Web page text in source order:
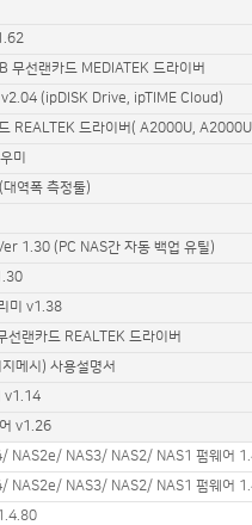
백업공유기
무선랜카드 MEDIATEK 드라이버
v2.04 (ipDISK Drive, ipTIME Cloud)
REALTEK 드라이버( A2000U,
미
역폭 측정툴)
1.30 (PC NAS간 자동 백업 유틸)
미 v1.38
랜카드 REALTEK 드라이버
메시) 사용설명서
v1.14
v1.26
NAS2e/ NAS3/ NAS2/ NAS1 펌웨어
NAS2e/ NAS3/ NAS2/ NAS1 펌웨어